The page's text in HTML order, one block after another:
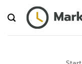
Inhalt
springen